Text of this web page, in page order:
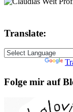
Translate:
Folge mir auf